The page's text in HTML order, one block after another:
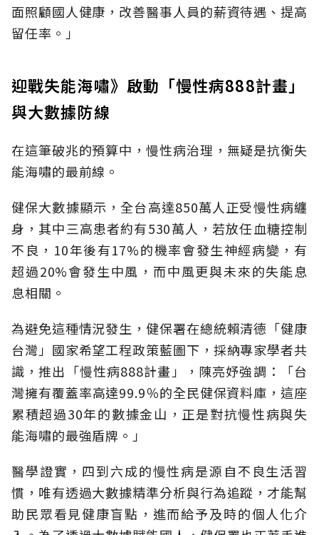
面照顧國人健康，改善醫事人員的薪資待遇、提高
留任率。」
迎戰失能海嘯》啟動「慢性病888計畫」
與大數據防線
在這筆破兆的預算中，慢性病治理，無疑是抗衡失
能海嘯的最前線。
健保大數據顯示，全台高達850萬人正受慢性病纏
身，其中三高患者約有530萬人，若放任血糖控制
不良，10年後有17%的機率會發生神經病變，有
超過20%會發生中風，而中風更與未來的失能息
息相關。
為避免這種情況發生，健保署在總統賴清德「健康
台灣」國家希望工程政策藍圖下，採納專家學者共
識，推出「慢性病888計畫」，陳亮妤強調：「台
灣擁有覆蓋率高達99.9％的全民健保資料庫，這座
累積超過30年的數據金山，正是對抗慢性病與失
能海嘯的最強盾牌。」
醫學證實，四到六成的慢性病是源自不良生活習
慣，唯有透過大數據精準分析與行為追蹤，才能幫
助民眾看見健康盲點，進而給予及時的個人化介